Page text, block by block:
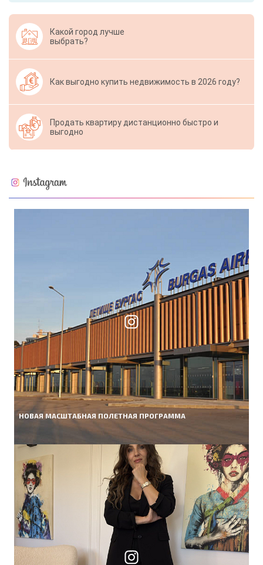
Какой город лучше
выбрать?
Как выгодно купить недвижимость в 2026 году?
Продать квартиру дистанционно быстро и
выгодно
НОВАЯ МАСШТАБНАЯ ПОЛЕТНАЯ ПРОГРАММА